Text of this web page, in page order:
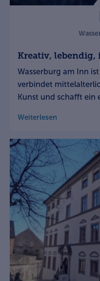
Kreativ,
Wasserburg am Inn
verbindet
Kunst und schafft ein
Weiterlesen